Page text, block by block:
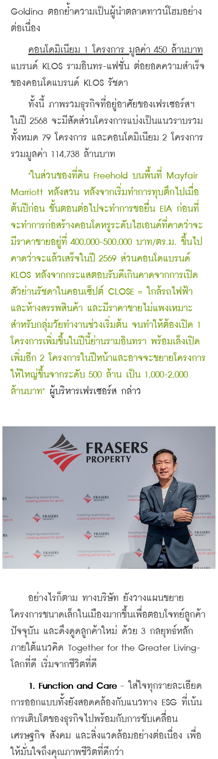
Goldina ตอกย้ำความเป็นผู้นำตลาดทาวน์โฮมอย่าง
ต่อเนื่อง
คอนโดมิเนียม 1 โครงการ มูลค่า 450 ล้านบาท
แบรนด์ KLOS รามอินทร-แฟชั่น ต่อยอดความสำเร็จ
ของคอนโดแบรนด์ KLOS รัชดา
ทั้งนี้ ภาพรวมธุรกิจที่อยู่อาศัยของเฟรเซอร์สฯ
ในปี 2568 จะมีสัดส่วนโครงการแบ่งเป็นแนวราบรวม
ทั้งหมด 79 โครงการ และคอนโดมิเนียม 2 โครงการ
รวมมูลค่า 114,738 ล้านบาท
"ในส่วนของที่ดิน Freehold บนพื้นที่ Mayfair
Marriott หลังสวน หลังจากเริ่มทำการทุบตึกไปเมื่อ
ต้นปีก่อน ขั้นตอนต่อไปจะทำการขอยื่น EIA ก่อนที่
จะทำการก่อสร้างคอนโดหรูระดับไฮเอนด์ที่คาดว่าจะ
มีราคาขายอยู่ที่ 400,000-500,000 บาท/ตร.ม. ขึ้นไป
คาดว่าจะแล้วเสร็จในปี 2569 ส่วนคอนโดแบรนด์
KLOS หลังจากกระแสตอบรับดีเกินคาดจากการเปิด
ตัวย่านรัชดาในคอนเซ็ปต์ CLOSE = ใกล้รถไฟฟ้า
และห้างสรรพสินค้า และมีราคาขายไม่แพงเหมาะ
สำหรับกลุ่มวัยทำงานช่วงเริ่มต้น จนทำให้ต้องเปิด 1
โครงการเพิ่มขึ้นในปีนี้ย่านรามอินทรา พร้อมเล็งเปิด
เพิ่มอีก 2 โครงการในปีหน้าและอาจจะขยายโครงการ
ให้ใหญ่ขึ้นจากระดับ 500 ล้าน เป็น 1,000-2,000
ล้านบาท"
ผู้บริหารเฟรเซอร์ส กล่าว
อย่างไรก็ตาม ทางบริษัท ยังวางแผนขยาย
โครงการขนาดเล็กในเมืองมากขึ้นเพื่อตอบโจทย์ลูกค้า
ปัจจุบัน และดึงดูดลูกค้าใหม่ ด้วย 3 กลยุทธ์หลัก
ภายใต้แนวคิด Together for the Greater Living-
โลกที่ดี เริ่มจากชีวิตที่ดี
1. Function and Care - ใส่ใจทุกรายละเอียด
การออกแบบทั้งยังสอดคล้องกับแนวทาง ESG ที่เน้น
การเติบโตของธุรกิจไปพร้อมกับการขับเคลื่อน
เศรษฐกิจ สังคม และสิ่งแวดล้อมอย่างต่อเนื่อง เพื่อ
ให้มั่นใจถึงคุณภาพชีวิตที่ดีกว่า